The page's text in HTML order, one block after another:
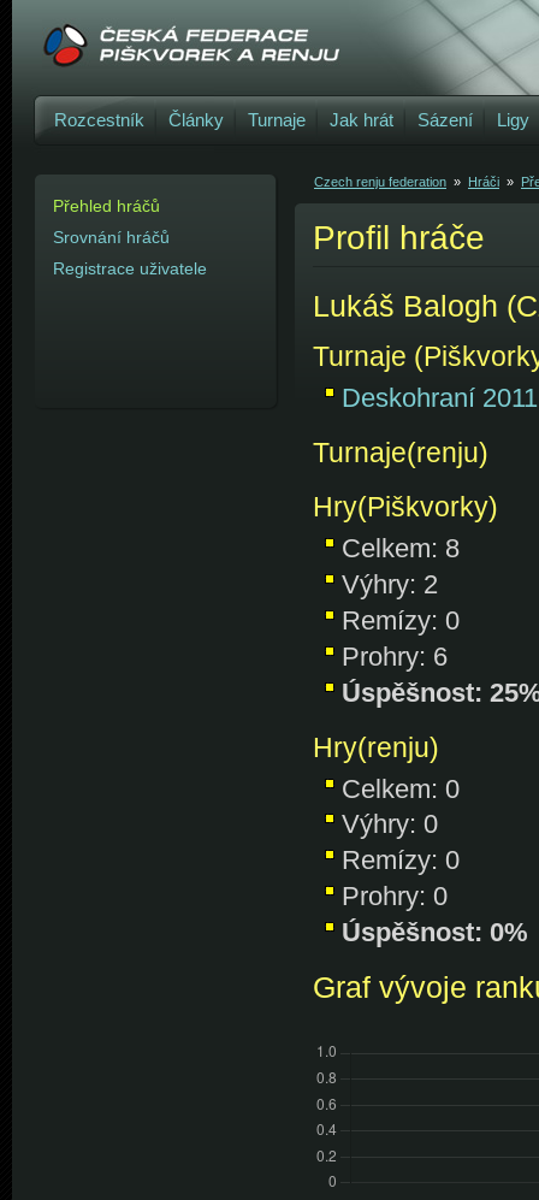
Profil hráče
Lukáš Balogh
Turnaje
Deskohraní 2011
Turnaje(renju)
Hry(Piškvorky)
Celkem: 8
Výhry: 2
Remízy: 0
Prohry: 6
Úspěšnost:
Hry(renju)
Celkem: 0
Výhry: 0
Remízy: 0
Prohry: 0
Úspěšnost: 0%
Graf vývoje
Přehled hráčů
Srovnání hráčů
Registrace uživatele
Czech renju federation » Hráči »
Rozcestník Články Turnaje Jak hrát Sázení Ligy